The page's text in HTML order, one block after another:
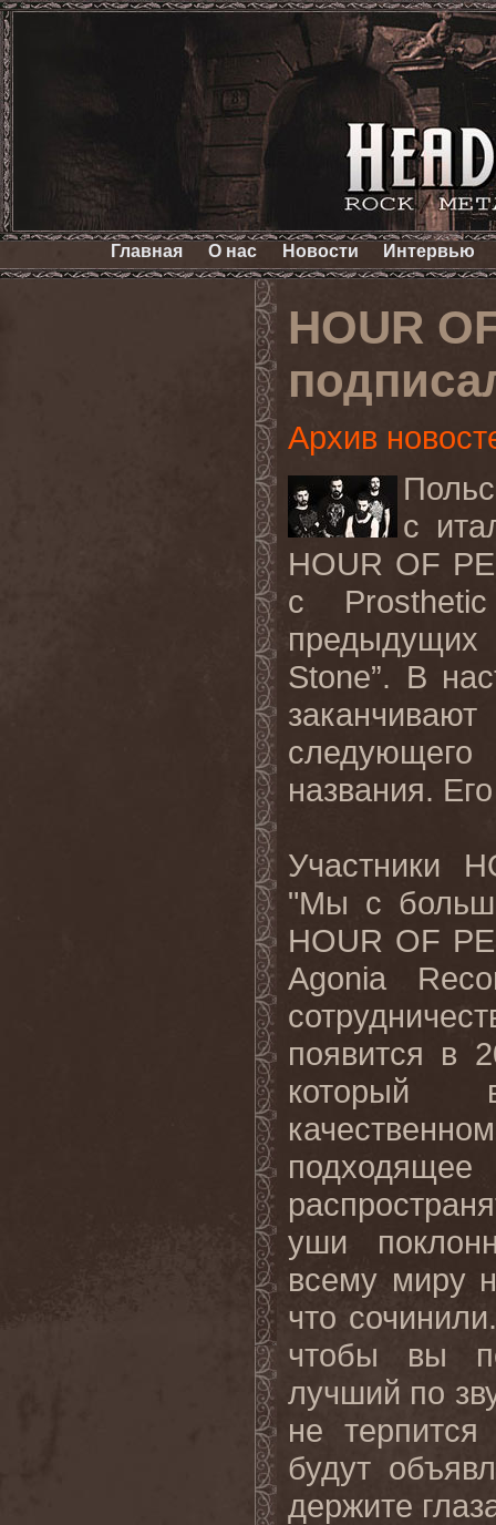
Главная О нас Новости Интервью
HOUR
Архив
с
HOUR OF
с Prosthetic
Stone”. В
названия.
Участники
"Мы с
HOUR OF
Agonia
появится в
который
уши
всему миру
что
чтобы вы
лучший по
не
будут
держите